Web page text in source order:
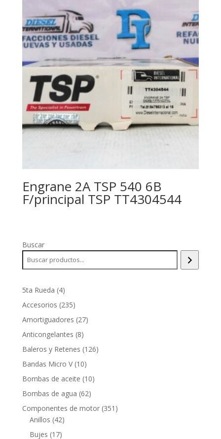
Engrane 2A TSP 540 6B
F/principal TSP TT4304544
Buscar
5ta Rueda 44
productos
Accesorios 235235
productos
Amortiguadores 2727
Anticongelantes 88
productos
Baleros y Retenes 126126
Bandas Micro V 1010
productos
Bombas de aceite 1010
Bombas de agua 6262
productos
Componentes de motor 351 351
Anillos 4242
Bujes 1717